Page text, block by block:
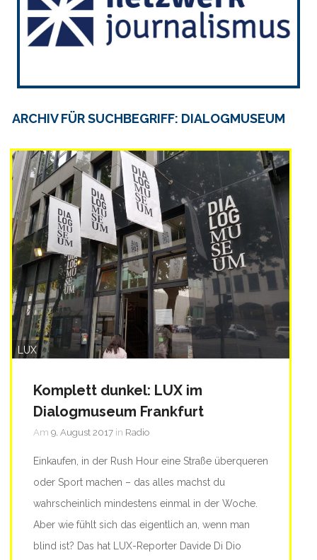
ARCHIV FÜR SUCHBEGRIFF: DIALOGMUSEUM
LUX
Komplett dunkel: LUX im
Dialogmuseum Frankfurt
Am 9. August 2017 in Radio
Einkaufen, in der Rush Hour eine Straße überqueren
oder Sport machen – das alles machst du
wahrscheinlich mindestens einmal in der Woche.
Aber wie fühlt sich das eigentlich an, wenn man
blind ist? Das hat LUX-Reporter Davide Di Dio